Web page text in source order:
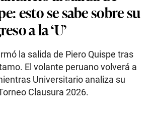
esto se sabe sobre su
a la ‘U’
la salida de Piero Quispe tras
El volante peruano volverá a
Universitario analiza su
Clausura 2026.